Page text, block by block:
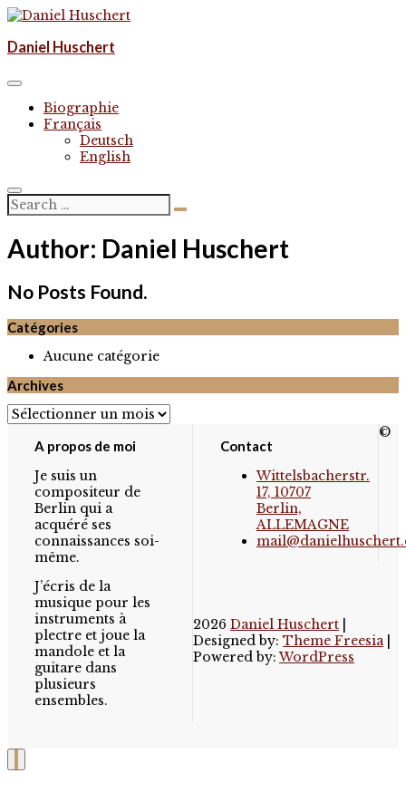
Skip
content
Daniel Huschert
Daniel Huschert
Biographie
Français
Deutsch
English
Author: Daniel Huschert
No Posts Found.
Catégories
Aucune catégorie
Archives
Archives
A propos de moi
Je suis un
compositeur de
Berlin qui a
acquéré ses
connaissances soi-
même.
J’écris de la
musique pour les
instruments à
plectre et joue la
mandole et la
guitare dans
plusieurs
ensembles.
Contact
Wittelsbacherstr.
17, 10707
Berlin,
ALLEMAGNE
©
2026 Daniel Huschert|
Designed by: Theme Freesia|
Powered by:WordPress